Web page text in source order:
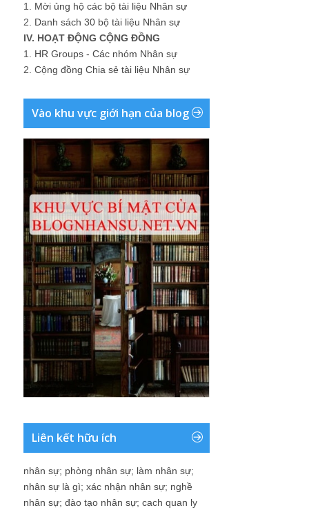
1. Mời ủng hộ các bộ tài liệu Nhân sự
2. Danh sách 30 bộ tài liệu Nhân sự
IV. HOẠT ĐỘNG CỘNG ĐỒNG
1. HR Groups - Các nhóm Nhân sự
2. Cộng đồng Chia sẻ tài liệu Nhân sự
Vào khu vực giới hạn của blog
Liên kết hữu ích
nhân sự; phòng nhân sự; làm nhân sự;
nhân sự là gì; xác nhận nhân sự; nghề
nhân sự; đào tạo nhân sự; cach quan ly